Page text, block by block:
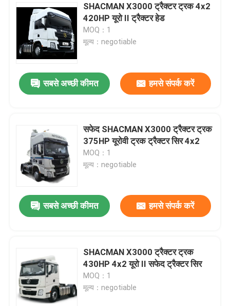
SHACMAN X3000 ट्रैक्टर ट्रक 4x2
420HP यूरो II ट्रैक्टर हेड
MOQ：1
मूल्य：negotiable
सबसे अच्छी कीमत हमसे संपर्क करें
सफेद SHACMAN X3000 ट्रैक्टर ट्रक
375HP यूरोवी ट्रक ट्रैक्टर सिर 4x2
MOQ：1
मूल्य：negotiable
सबसे अच्छी कीमत हमसे संपर्क करें
SHACMAN X3000 ट्रैक्टर ट्रक
430HP 4x2 यूरो II सफेद ट्रैक्टर सिर
MOQ：1
मूल्य：negotiable